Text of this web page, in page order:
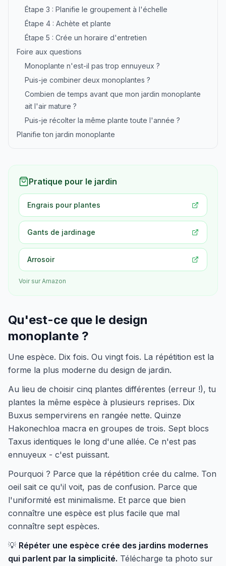
Étape 3 : Planifie le groupement à l'échelle
Étape 4 : Achète et plante
Étape 5 : Crée un horaire d'entretien
Foire aux questions
Monoplante n'est-il pas trop ennuyeux ?
Puis-je combiner deux monoplantes ?
Combien de temps avant que mon jardin monoplante
ait l'air mature ?
Puis-je récolter la même plante toute l'année ?
Planifie ton jardin monoplante
Pratique pour le jardin
Engrais pour plantes
Gants de jardinage
Arrosoir
Voir sur Amazon
Qu'est-ce que le design
monoplante ?
Une espèce. Dix fois. Ou vingt fois. La répétition est la
forme la plus moderne du design de jardin.
Au lieu de choisir cinq plantes différentes (erreur !), tu
plantes la même espèce à plusieurs reprises. Dix
Buxus sempervirens en rangée nette. Quinze
Hakonechloa macra en groupes de trois. Sept blocs
Taxus identiques le long d'une allée. Ce n'est pas
ennuyeux - c'est puissant.
Pourquoi ? Parce que la répétition crée du calme. Ton
oeil sait ce qu'il voit, pas de confusion. Parce que
l'uniformité est minimalisme. Et parce que bien
connaître une espèce est plus facile que mal
connaître sept espèces.
💡 Répéter une espèce crée des jardins modernes
qui parlent par la simplicité. Télécharge ta photo sur